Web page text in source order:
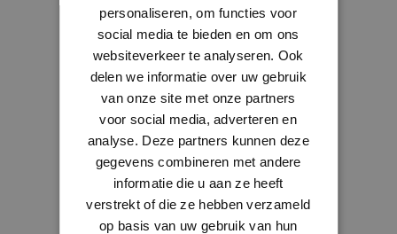
personaliseren, om functies voor
social media te bieden en om ons
websiteverkeer te analyseren. Ook
delen we informatie over uw gebruik
van onze site met onze partners
voor social media, adverteren en
analyse. Deze partners kunnen deze
gegevens combineren met andere
informatie die u aan ze heeft
verstrekt of die ze hebben verzameld
op basis van uw gebruik van hun